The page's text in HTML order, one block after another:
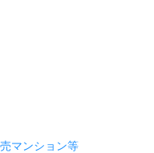
マンション等